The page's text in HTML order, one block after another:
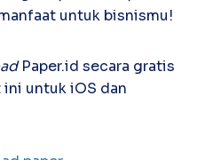
untuk bisnismu!
Paper.id secara gratis
untuk iOS dan